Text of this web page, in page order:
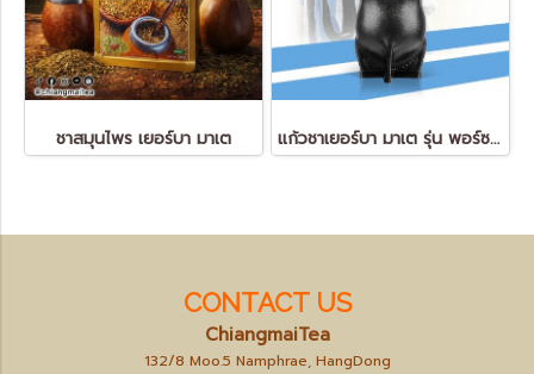
ชาสมุนไพร เยอร์บา มาเต แก้วชาเยอร์บา มาเต รุ่น พอร์ซเลน สีดำ Yerba Mate Gourd - Porcelain
CONTACT US
ChiangmaiTea
132/8 Moo.5 Namphrae, HangDong